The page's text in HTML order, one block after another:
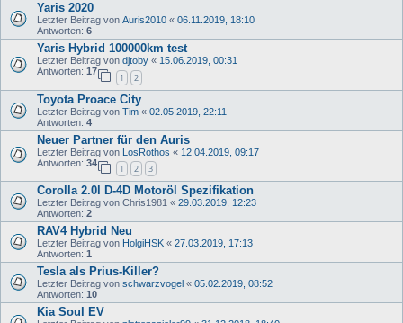
Yaris 2020
Letzter Beitrag von Auris2010 « 06.11.2019, 18:10
Antworten: 6
Yaris Hybrid 100000km test
Letzter Beitrag von djtoby « 15.06.2019, 00:31
Antworten: 17
1 2
Toyota Proace City
Letzter Beitrag von Tim « 02.05.2019, 22:11
Antworten: 4
Neuer Partner für den Auris
Letzter Beitrag von LosRothos « 12.04.2019, 09:17
Antworten: 34
1 2 3
Corolla 2.0l D-4D Motoröl Spezifikation
Letzter Beitrag von Chris1981 « 29.03.2019, 12:23
Antworten: 2
RAV4 Hybrid Neu
Letzter Beitrag von HolgiHSK « 27.03.2019, 17:13
Antworten: 1
Tesla als Prius-Killer?
Letzter Beitrag von schwarzvogel « 05.02.2019, 08:52
Antworten: 10
Kia Soul EV